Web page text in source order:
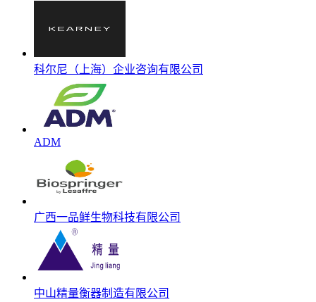
科尔尼（上海）企业咨询有限公司
ADM
广西一品鲜生物科技有限公司
中山精量衡器制造有限公司